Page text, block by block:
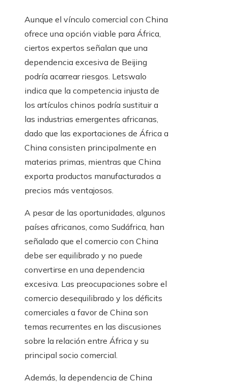
Aunque el vínculo comercial con China
ofrece una opción viable para África,
ciertos expertos señalan que una
dependencia excesiva de Beijing
podría acarrear riesgos. Letswalo
indica que la competencia injusta de
los artículos chinos podría sustituir a
las industrias emergentes africanas,
dado que las exportaciones de África a
China consisten principalmente en
materias primas, mientras que China
exporta productos manufacturados a
precios más ventajosos.
A pesar de las oportunidades, algunos
países africanos, como Sudáfrica, han
señalado que el comercio con China
debe ser equilibrado y no puede
convertirse en una dependencia
excesiva. Las preocupaciones sobre el
comercio desequilibrado y los déficits
comerciales a favor de China son
temas recurrentes en las discusiones
sobre la relación entre África y su
principal socio comercial.
Además, la dependencia de China